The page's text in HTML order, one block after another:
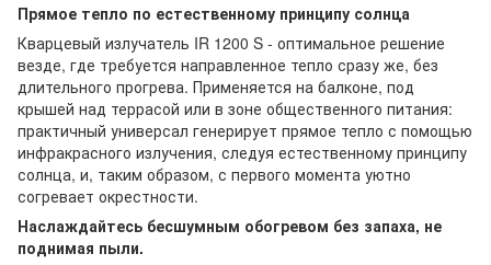
Прямое тепло по естественному принципу солнца
Кварцевый излучатель IR 1200 S - оптимальное решение
везде, где требуется направленное тепло сразу же, без
длительного прогрева. Применяется на балконе, под
крышей над террасой или в зоне общественного питания:
практичный универсал генерирует прямое тепло с помощью
инфракрасного излучения, следуя естественному принципу
солнца, и, таким образом, с первого момента уютно
согревает окрестности.
Наслаждайтесь бесшумным обогревом без запаха, не
поднимая пыли.